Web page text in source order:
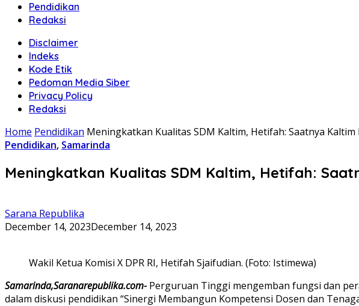
Pendidikan
Redaksi
Disclaimer
Indeks
Kode Etik
Pedoman Media Siber
Privacy Policy
Redaksi
Home Pendidikan Meningkatkan Kualitas SDM Kaltim, Hetifah: Saatnya
Pendidikan, Samarinda
Meningkatkan Kualitas SDM Kaltim, Hetifah:
Sarana Republika
December 14, 2023December 14, 2023
Wakil Ketua Komisi X DPR RI, Hetifah Sjaifudian. (Foto: Istimewa)
Samarinda,Saranarepublika.com- Perguruan Tinggi mengemban fungsi dan
dalam diskusi pendidikan “Sinergi Membangun Kompetensi Dosen dan